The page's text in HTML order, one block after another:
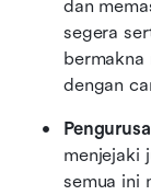
dan
segera
bermakna
dengan
menjejaki
semua ini